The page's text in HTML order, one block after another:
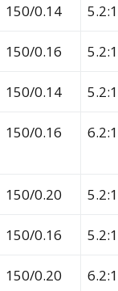
150/0.14 5.2:1
150/0.16 5.2:1
150/0.14 5.2:1
150/0.16 6.2:1
150/0.20 5.2:1
150/0.16 5.2:1
150/0.20 6.2:1